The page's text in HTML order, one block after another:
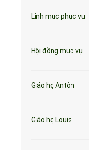
Linh mục phục vụ
Hội đồng mục vụ
Giáo họ Antôn
Giáo họ Louis